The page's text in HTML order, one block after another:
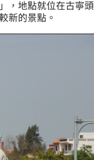
，地點就位在古寧頭
新的景點。